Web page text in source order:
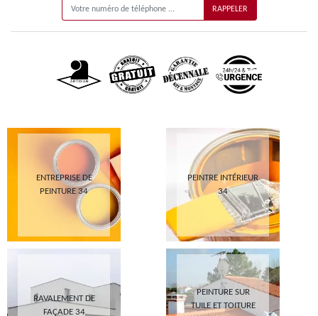
ENTREPRISE DE
PEINTURE 34
PEINTRE INTÉRIEUR
34
RAVALEMENT DE
FAÇADE 34
PEINTURE SUR
TUILE ET TOITURE